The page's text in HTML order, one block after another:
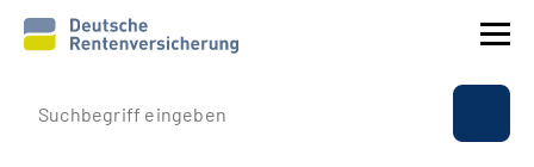
Prävention